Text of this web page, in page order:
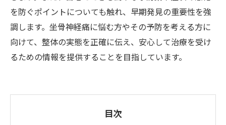
を防ぐポイントについても触れ、早期発見の重要性を強
調します。坐骨神経痛に悩む方やその予防を考える方に
向けて、整体の実態を正確に伝え、安心して治療を受け
るための情報を提供することを目指しています。
目次